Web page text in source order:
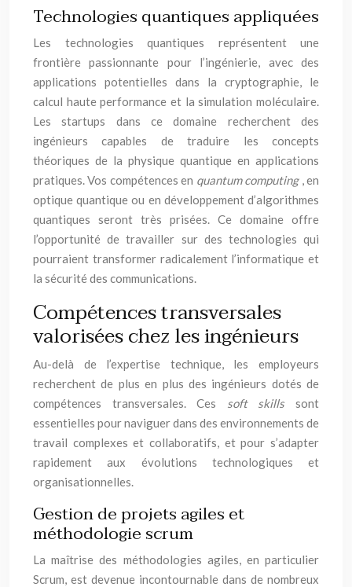
Technologies quantiques appliquées
Les technologies quantiques représentent une
frontière passionnante pour l’ingénierie, avec des
applications potentielles dans la cryptographie, le
calcul haute performance et la simulation moléculaire.
Les startups dans ce domaine recherchent des
ingénieurs capables de traduire les concepts
théoriques de la physique quantique en applications
pratiques. Vos compétences en quantum computing , en
optique quantique ou en développement d’algorithmes
quantiques seront très prisées. Ce domaine offre
l’opportunité de travailler sur des technologies qui
pourraient transformer radicalement l’informatique et
la sécurité des communications.
Compétences transversales
valorisées chez les ingénieurs
Au-delà de l’expertise technique, les employeurs
recherchent de plus en plus des ingénieurs dotés de
compétences transversales. Ces soft skillssont
essentielles pour naviguer dans des environnements de
travail complexes et collaboratifs, et pour s’adapter
rapidement aux évolutions technologiques et
organisationnelles.
Gestion de projets agiles et
méthodologie scrum
La maîtrise des méthodologies agiles, en particulier
Scrum, est devenue incontournable dans de nombreux